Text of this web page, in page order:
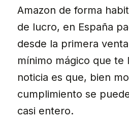
Amazon de forma
de lucro, en España
desde la primera
mínimo mágico que te
noticia es que, bien
cumplimiento se
casi entero.